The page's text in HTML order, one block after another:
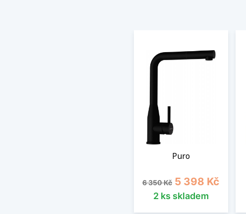
Puro
Běžná cena
6 350 Kč Cena
5 398 Kč
2 ks skladem